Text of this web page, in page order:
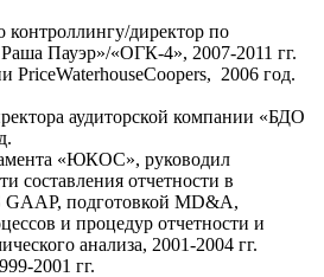
контроллингу/директор по
Пауэр»/«ОГК-4», 2007-2011 гг.
PriceWaterhouseCoopers, 2006 год.
аудиторской компании «БДО
«ЮКОС», руководил
составления отчетности в
GAAP, подготовкой MD&A,
и процедур отчетности и
анализа, 2001-2004 гг.
2001 гг.